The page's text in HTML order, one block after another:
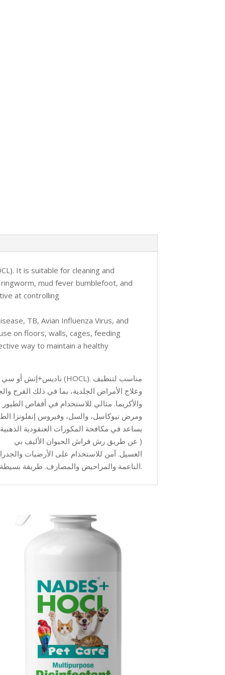
It is suitable for cleaning and
mud fever bumblefoot, and
at controlling
TB, Avian Influenza Virus, and
on floors, walls, cages, feeding
way to maintain a healthy
ناديس+إتش أو سي إل بيت كير هو مطهر ومعقم ومزيل للروائح آمن للغاية، مصنوع من حمض هيبوكلوروس النقي (HOCL). مناسب لتنظيف
وعلاج الأمراض الجلدية، بما في ذلك القرح
والأكزيما. مثالي للاستخدام في أقفاص
يساعد في مكافحة المكورات العنقودية
عن طريق رش فراش الحيوان الأليف بي )
الغسيل. آمن للاستخدام على الأرضيات
الناعمة والمراحيض والمصارف. طريقة بسيطة وفعالة للحفاظ على بيئة صحية للحيوانات والطيور. كما يمكن استخدامه كمضاد للروائح للحيوانات والطيور.